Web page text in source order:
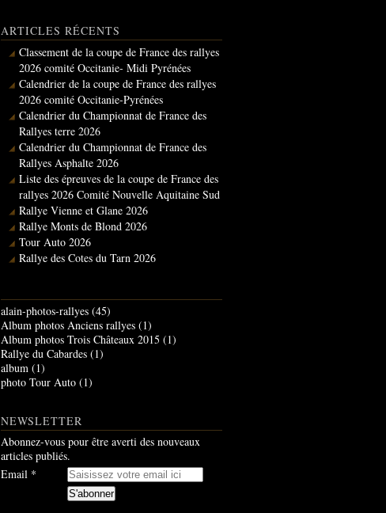
ARTICLES RÉCENTS
Classement de la coupe de France des rallyes
2026 comité Occitanie- Midi Pyrénées
Calendrier de la coupe de France des rallyes
2026 comité Occitanie-Pyrénées
Calendrier du Championnat de France des
Rallyes terre 2026
Calendrier du Championnat de France des
Rallyes Asphalte 2026
Liste des épreuves de la coupe de France des
rallyes 2026 Comité Nouvelle Aquitaine Sud
Rallye Vienne et Glane 2026
Rallye Monts de Blond 2026
Tour Auto 2026
Rallye des Cotes du Tarn 2026
alain-photos-rallyes (45)
Album photos Anciens rallyes (1)
Album photos Trois Châteaux 2015 (1)
Rallye du Cabardes (1)
album (1)
photo Tour Auto (1)
NEWSLETTER
Abonnez-vous pour être averti des nouveaux
articles publiés.
Email